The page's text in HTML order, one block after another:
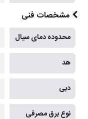
مشخصات فنی
محدوده دمای سیال
هد
دبی
نوع برق مصرفی